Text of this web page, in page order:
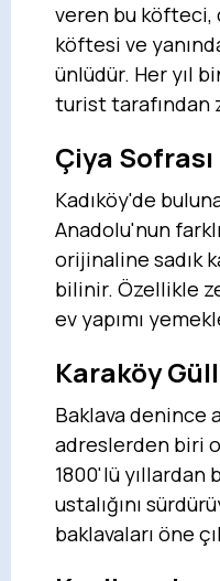
veren bu köfteci,
köftesi ve
ünlüdür. Her yıl
turist tarafından
Çiya Sofrası
Kadıköy'de
Anadolu'nun
orijinaline sadık
bilinir. Özellikle
ev yapımı
Karaköy
Baklava denince
adreslerden biri
1800'lü yıllardan
ustalığını
baklavaları öne